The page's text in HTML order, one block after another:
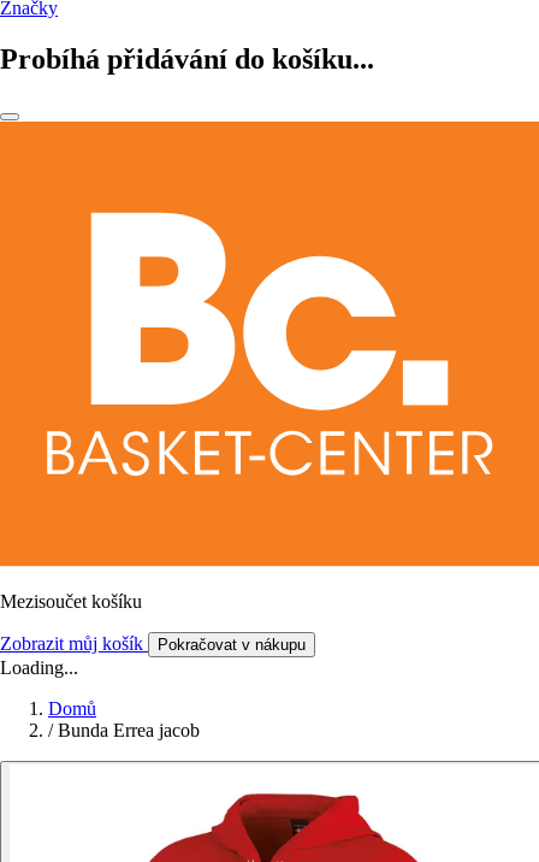
Značky
Probíhá přidávání do košíku...
Mezisoučet košíku
Zobrazit můj košík Pokračovat v nákupu
Loading...
Domů
/ Bunda Errea jacob